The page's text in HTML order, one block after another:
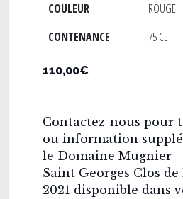
COULEUR
ROUGE
CONTENANCE
75 CL
110,00€
Contactez-nous pour
ou information
le Domaine Mugnier
Saint Georges Clos
2021 disponible dans